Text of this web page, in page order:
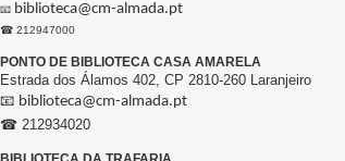
📧 biblioteca@cm-almada.pt
☎ 212947000
PONTO DE BIBLIOTECA CASA AMARELA
Estrada dos Álamos 402, CP 2810-260 Laranjeiro
📧 biblioteca@cm-almada.pt
☎ 212934020